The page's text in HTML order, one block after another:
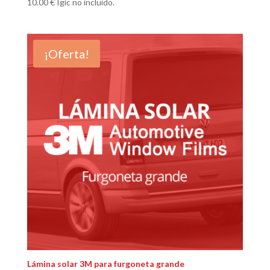
10.00€ Igic no incluido.
¡Oferta!
Lámina solar 3M para furgoneta grande